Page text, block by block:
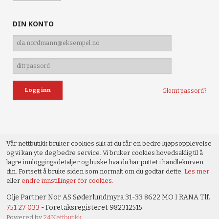
DIN KONTO
Glemt passord?
Vår nettbutikk bruker cookies slik at du får en bedre kjøpsopplevelse
og vi kan yte deg bedre service. Vi bruker cookies hovedsaklig til å
lagre innloggingsdetaljer og huske hva du har puttet i handlekurven
din. Fortsett å bruke siden som normalt om du godtar dette.Les mer
ellerendre innstillinger for cookies.
Olje Partner Nor AS Søderlundmyra 31-33 8622 MO I RANA Tlf.
751 27 033 - Foretaksregisteret 982312515
Powered by24Nettbutikk